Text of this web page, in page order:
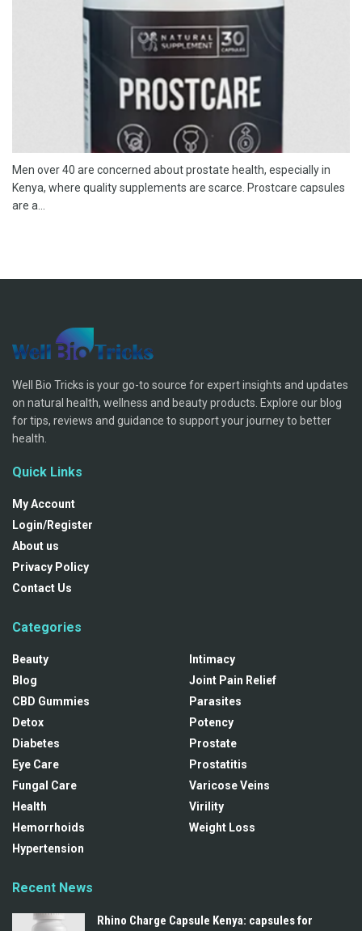
Men over 40 are concerned about prostate health, especially in
Kenya, where quality supplements are scarce. Prostcare capsules
are a...
Well Bio Tricks is your go-to source for expert insights and updates
on natural health, wellness and beauty products. Explore our blog
for tips, reviews and guidance to support your journey to better
health.
Quick Links
My Account
Login/Register
About us
Privacy Policy
Contact Us
Categories
Beauty
Blog
CBD Gummies
Detox
Diabetes
Eye Care
Fungal Care
Health
Hemorrhoids
Hypertension
Intimacy
Joint Pain Relief
Parasites
Potency
Prostate
Prostatitis
Varicose Veins
Virility
Weight Loss
Recent News
Rhino Charge Capsule Kenya: capsules for